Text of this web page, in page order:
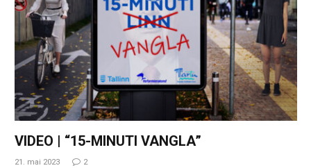
VIDEO | “15-MINUTI VANGLA”
21. mai 2023 2